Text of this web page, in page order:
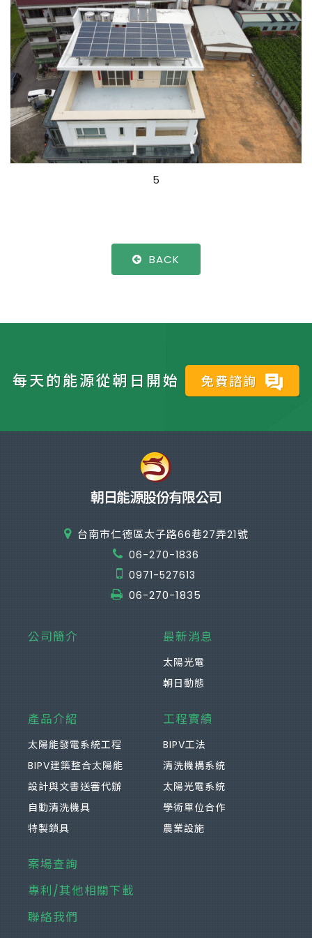
5
BACK
每天的能源從朝日開始 免費諮詢
台南市仁德區太子路66巷27弄21號
06-270-1836
0971-527613
06-270-1835
公司簡介 最新消息
太陽光電
朝日動態
產品介紹
太陽能發電系統工程
BIPV建築整合太陽能
設計與文書送審代辦
自動清洗機具
特製鎖具
工程實績
BIPV工法
清洗機構系統
太陽光電系統
學術單位合作
農業設施
案場查詢
專利/其他相關下載
聯絡我們